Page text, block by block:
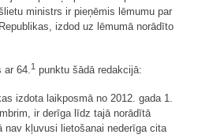
ministrs ir pieņēmis lēmumu par
izdod uz lēmumā norādīto
64. 1 punktu šādā redakcijā:
izdota laikposmā no 2012. gada 1.
ir derīga līdz tajā norādītā
nav kļuvusi lietošanai nederīga cita